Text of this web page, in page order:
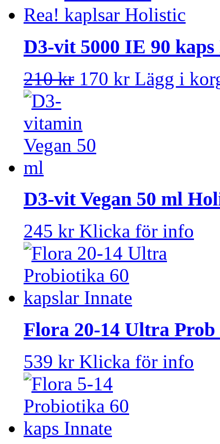
Rea!
D3-vit 5000 IE 90
210 kr 170 kr Lägg i
D3-vit Vegan 50 ml
245 kr Klicka för info
Flora 20-14 Ultra
539 kr Klicka för info